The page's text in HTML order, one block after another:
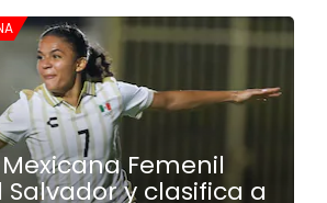
Femenil
Salvador y clasifica a